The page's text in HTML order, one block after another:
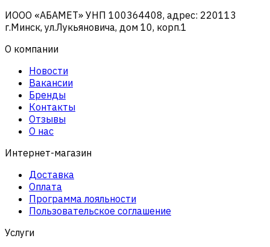
ИООО «АБАМЕТ» УНП 100364408, адрес: 220113
г.Минск, ул.Лукьяновича, дом 10, корп.1
О компании
Новости
Вакансии
Бренды
Контакты
Отзывы
О нас
Интернет-магазин
Доставка
Оплата
Программа лояльности
Пользовательское соглашение
Услуги